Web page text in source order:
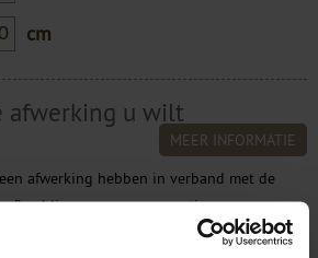
cm
afwerking u wilt
MEER INFORMATIE
afwerking hebben in verband met de
voor een vergroting.